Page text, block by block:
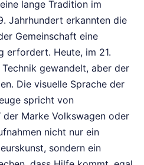
lange Tradition im
Jahrhundert erkannten die
Gemeinschaft eine
erfordert. Heute, im 21.
gewandelt, aber der
Die visuelle Sprache der
spricht von
der Marke Volkswagen oder
nicht nur ein
sondern ein